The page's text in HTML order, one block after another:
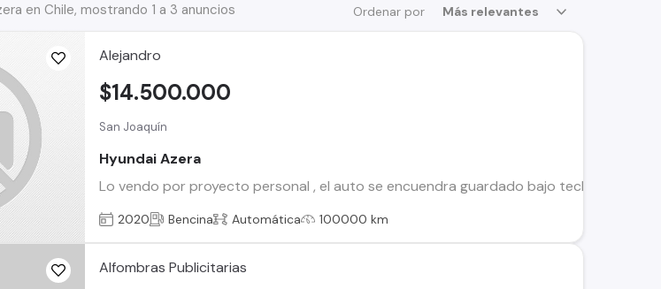
Ordenar por Más relevantes
en Chile, mostrando 1 a 3 anuncios
Alejandro
San Joaquín
Hyundai Azera
Lo vendo por proyecto personal , el auto se encuendra guardado bajo techo .... auto
$14.500.000
2020 Bencina Automática 100000 km
Alfombras Publicitarias